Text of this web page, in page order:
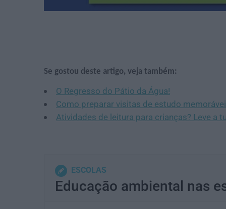
Se gostou deste artigo, veja também:
O Regresso do Pátio da Água!
Como preparar visitas de estudo
Atividades de leitura para crianças? Leve a
ESCOLAS
Educação ambiental nas